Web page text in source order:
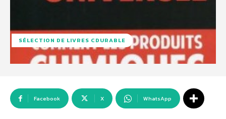
SÉLECTION DE LIVRES CDURABLE
Facebook X WhatsApp